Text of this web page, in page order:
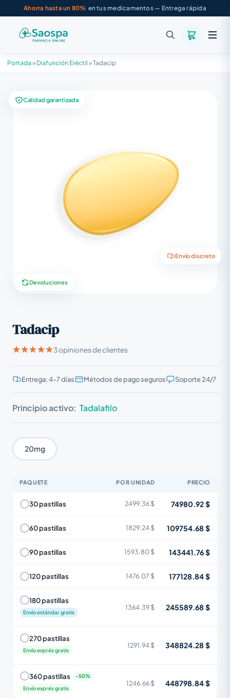
Ahorra hasta un 80% en tus medicamentos — Entrega rápida
Portada » Disfunción Eréctil »Tadacip
Calidad garantizada
Envío discreto
Devoluciones
Tadacip
3 opiniones de clientes
Entrega: 4–7 días Métodos de pago seguros Soporte 24/7
Principio activo: Tadalafilo
20mg
PAQUETE POR UNIDAD PRECIO
30 pastillas 2499.36 $ 74980.92 $
60 pastillas 1829.24 $ 109754.68 $
90 pastillas 1593.80 $ 143441.76 $
120 pastillas 1476.07 $ 177128.84 $
180 pastillas
Envío estándar gratis
1364.39 $ 245589.68 $
270 pastillas
Envío exprés gratis
1291.94 $ 348824.28 $
360 pastillas
Envío exprés gratis
1246.66 $ 448798.84 $